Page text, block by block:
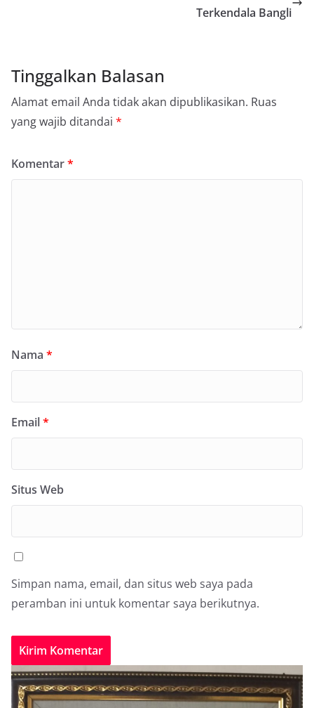
Terkendala Bangli
Tinggalkan Balasan
Alamat email Anda tidak akan dipublikasikan. Ruas
yang wajib ditandai *
Komentar*
Nama *
Email*
Situs Web
Simpan nama, email, dan situs web saya pada
peramban ini untuk komentar saya berikutnya.